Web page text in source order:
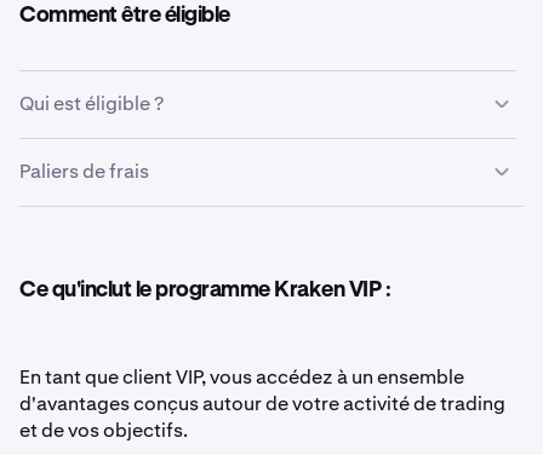
Comment être éligible
Qui est éligible ?
Vous êtes éligible à Kraken VIP si vous remplissez l'un
jours :
• Solde mensuel moyen supérieur à 10 M $, OU
•
Activité équivalente en marge, contrats à terme ou
autres produits.
Paliers de frais
calculés sur votre volume glissant sur 30 jours (maker /
taker).
Ce qu'inclut le programme Kraken VIP :
En tant que client VIP, vous accédez à un ensemble
d'avantages conçus autour de votre activité de trading
et de vos objectifs.